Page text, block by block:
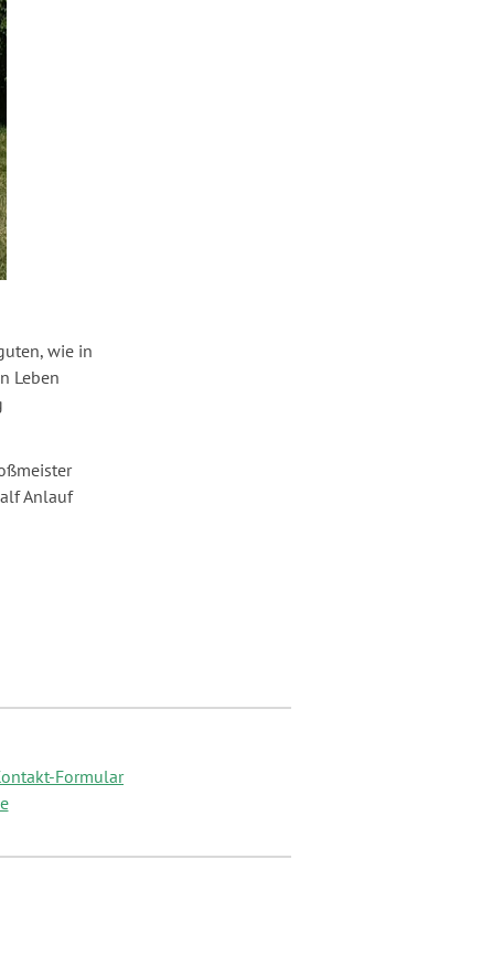
wie in
Leben
Anlauf
Formular